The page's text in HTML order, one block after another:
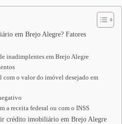
em Brejo Alegre? Fatores
inadimplentes em Brejo Alegre
com o valor do imóvel desejado em
a receita federal ou com o INSS
crédito imobiliário em Brejo Alegre